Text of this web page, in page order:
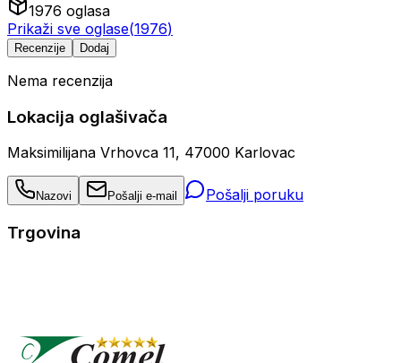
1976 oglasa
Prikaži sve oglase(1976)
Recenzije Dodaj
Nema recenzija
Lokacija oglašivača
Maksimilijana Vrhovca 11, 47000 Karlovac
Nazovi Pošalji e-mail Pošalji poruku
Trgovina